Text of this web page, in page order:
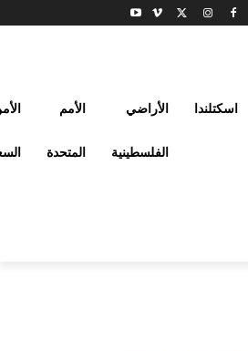
اسكتلندا الأراضي
الفلسطينية
الأمم
المتحدة